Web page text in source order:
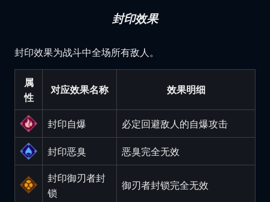
封印效果
封印效果为战斗中全场所有敌人。
属
性
对应效果名称 效果明细
封印自爆
必定回避敌人的自爆攻击
封印恶臭
恶臭完全无效
封印御刃者封
锁
御刃者封锁完全无效